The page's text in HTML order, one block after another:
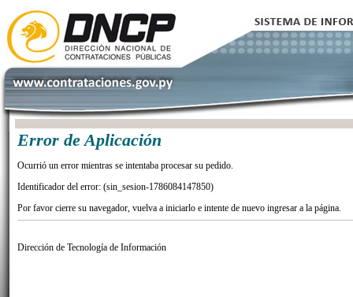
Error de Aplicación
Ocurrió un error mientras se intentaba procesar su pedido.
Identificador del error: (sin_sesion-1786084147850)
Por favor cierre su navegador, vuelva a iniciarlo e intente de nuevo ingresar a la página.
Dirección de Tecnología de Información